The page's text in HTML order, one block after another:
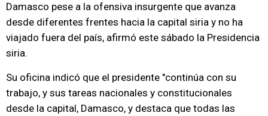
Damasco pese a la ofensiva insurgente que avanza
desde diferentes frentes hacia la capital siria y no ha
viajado fuera del país, afirmó este sábado la Presidencia
siria.
Su oficina indicó que el presidente "continúa con su
trabajo, y sus tareas nacionales y constitucionales
desde la capital, Damasco, y destaca que todas las